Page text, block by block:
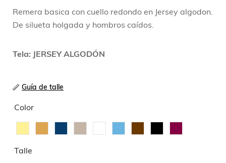
Remera basica con cuello redondo en Jersey algodon.
De silueta holgada y hombros caídos.
Tela: JERSEY ALGODÓN
Guía de talle
Color
Talle